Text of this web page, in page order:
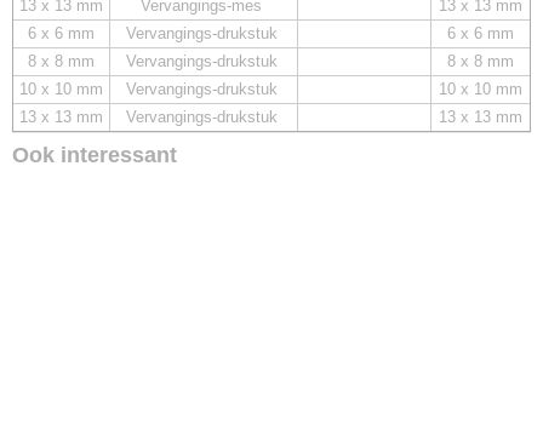
13 x 13 mm Vervangings-mes
13 x 13 mm
6 x 6 mm
Vervangings-drukstuk
6 x 6 mm
8 x 8 mm
Vervangings-drukstuk
8 x 8 mm
10 x 10 mm
Vervangings-drukstuk
10 x 10 mm
13 x 13 mm
Vervangings-drukstuk 13 x 13 mm
Ook interessant